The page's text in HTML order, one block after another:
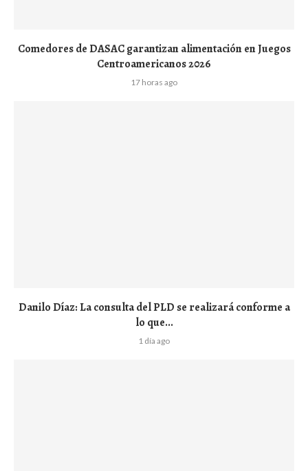
Comedores de DASAC garantizan alimentación en Juegos
Centroamericanos 2026
17 horas ago
Danilo Díaz: La consulta del PLD se realizará conforme a
lo que...
1 día ago